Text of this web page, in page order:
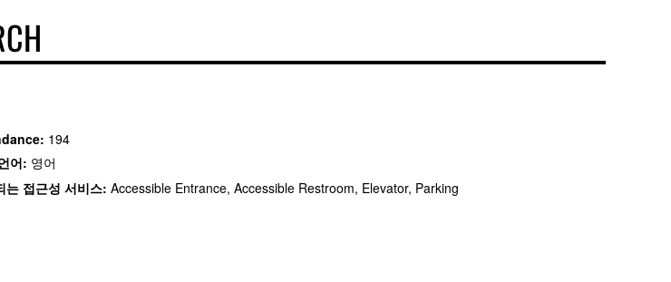
194
어: 영어
는 접근성 서비스: Accessible Entrance, Accessible Restroom, Elevator, Parking